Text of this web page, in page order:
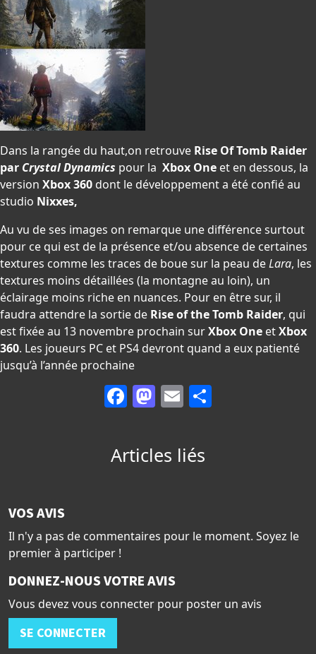
Dans la rangée du haut,on retrouve Rise Of Tomb Raider
par Crystal Dynamics pour la Xbox One et en dessous, la
version Xbox 360 dont le développement a été confié au
studio Nixxes,
Au vu de ses images on remarque une différence surtout
pour ce qui est de la présence et/ou absence de certaines
textures comme les traces de boue sur la peau deLara, les
textures moins détaillées (la montagne au loin), un
éclairage moins riche en nuances. Pour en être sur, il
faudra attendre la sortie de Rise of the Tomb Raider, qui
est fixée au 13 novembre prochain surXbox One etXbox
360. Les joueurs PC et PS4 devront quand a eux patienté
jusqu’à l’année prochaine
Facebook
Mastodon
Email
Articles liés
VOS AVIS
Il n'y a pas de commentaires pour le moment. Soyez le
premier à participer !
DONNEZ-NOUS VOTRE AVIS
Vous devez vous connecter pour poster un avis
SE CONNECTER